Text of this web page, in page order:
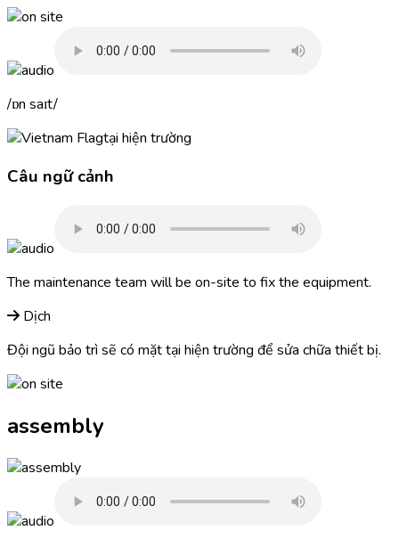
ɒn saɪt
tại hiện trường
Câu ngữ cảnh
The maintenance team will be on-site to fix the equipment.
Dịch
Đội ngũ bảo trì sẽ có mặt tại hiện trường để sửa chữa thiết bị.
assembly